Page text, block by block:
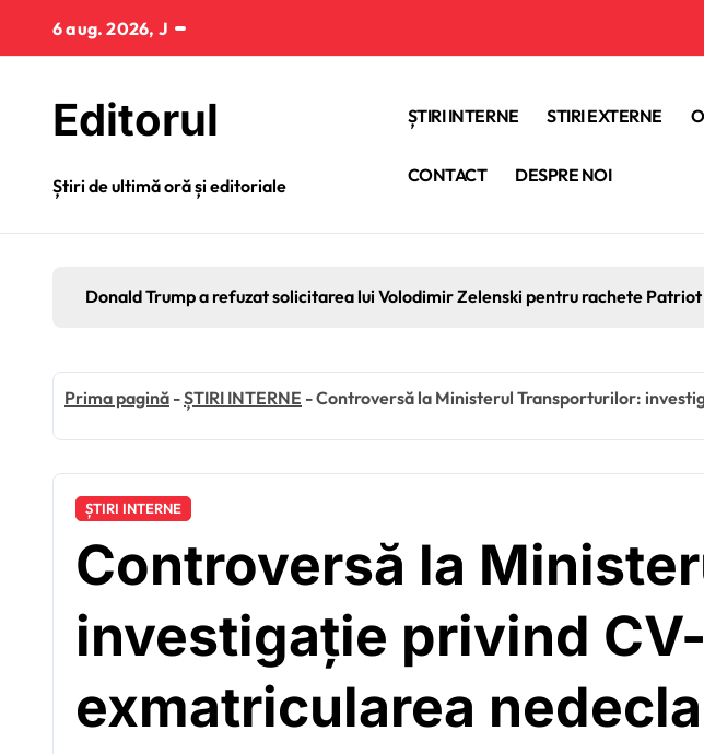
conținut
6 aug. 2026, J
Editorul
Știri de ultimă oră și editoriale
ȘTIRI INTERNE STIRI EXTERNE
CONTACT DESPRE NOI
Donald Trump a refuzat solicitarea lui Volodimir Zelenski pentru rachete
Prima pagină -ȘTIRI INTERNE -Controversă la Ministerul Transporturilor:
ȘTIRI INTERNE
Controversă la
investigație privind
exmatricularea